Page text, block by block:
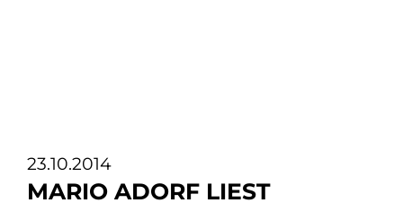
23.10.2014
MARIO ADORF LIEST